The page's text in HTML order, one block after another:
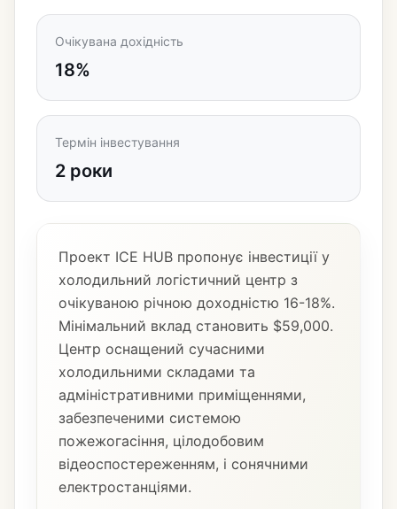
Очікувана дохідність
18%
Термін інвестування
2 роки
Проект ICE HUB пропонує інвестиції у
холодильний логістичний центр з
очікуваною річною доходністю 16-18%.
Мінімальний вклад становить $59,000.
Центр оснащений сучасними
холодильними складами та
адміністративними приміщеннями,
забезпеченими системою
пожежогасіння, цілодобовим
відеоспостереженням, і сонячними
електростанціями.